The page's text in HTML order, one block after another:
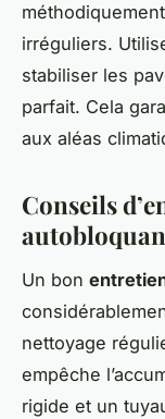
irréguliers.
stabiliser les
parfait. Cela
aux aléas
Conseils
Un bon
nettoyage
empêche
rigide et un